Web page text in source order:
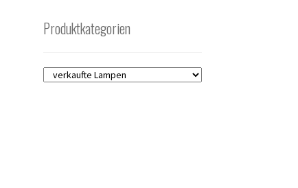
Produktkategorien